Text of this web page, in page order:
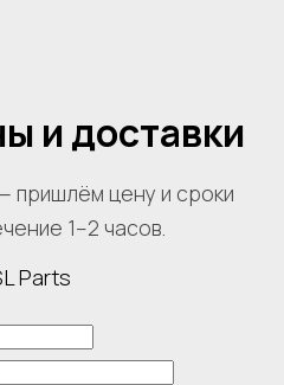
и доставки
пришлём цену и сроки
1–2 часов.